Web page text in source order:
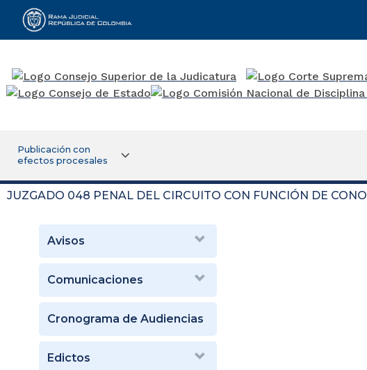
Rama Judicial
Publicación con
efectos procesales
JUZGADO 048 PENAL DEL CIRCUITO CON FUNCIÓN DE
Avisos
Comunicaciones
Cronograma de Audiencias
Edictos